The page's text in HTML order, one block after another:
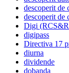
descoperit de
descoperit de
Digi
digipass
Directiva 17
diurna
dividende
dobanda